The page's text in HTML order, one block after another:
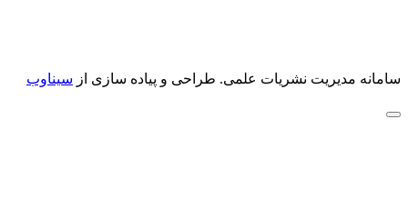
سامانه مدیریت نشریات علمی. طراحی و پیاده سازی از سیناوب